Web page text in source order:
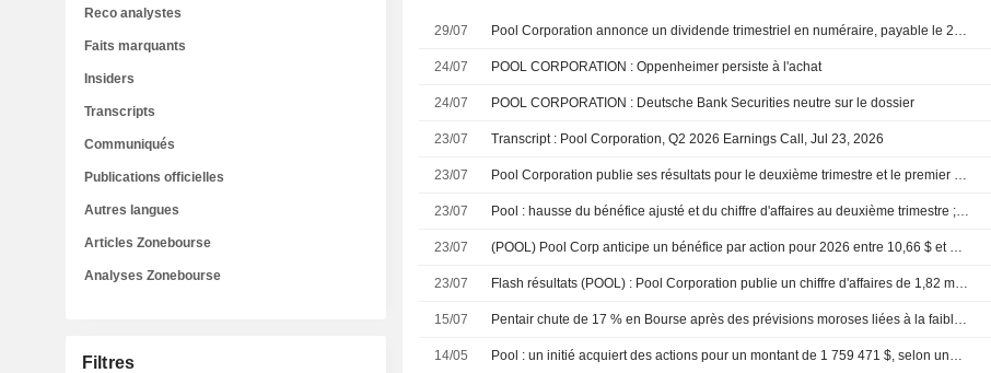
29/07 Pool Corporation annonce un dividende trimestriel en numéraire, payable le 27 août 2026
24/07 POOL CORPORATION : Oppenheimer persiste à l'achat
24/07 POOL CORPORATION : Deutsche Bank Securities neutre sur le dossier
23/07 Transcript : Pool Corporation, Q2 2026 Earnings Call, Jul 23, 2026
23/07 Pool Corporation publie ses résultats pour le deuxième trimestre et le premier semestre clos le 30 juin 2026
23/07 Pool : hausse du bénéfice ajusté et du chiffre d'affaires au deuxième trimestre ; les prévisions pour 2026 sont maintenues
23/07 (POOL) Pool Corp anticipe un bénéfice par action pour 2026 entre 10,66 $ et 10,96 $, contre une estimation FactSet de 11,07 $
23/07 Flash résultats (POOL) : Pool Corporation publie un chiffre d'affaires de 1,82 milliard de dollars au deuxième trimestre, conforme aux estimations de FactSet
15/07 Pentair chute de 17 % en Bourse après des prévisions moroses liées à la faiblesse des ventes de piscines
14/05 Pool : un initié acquiert des actions pour un montant de 1 759 471 $, selon une déclaration récente à la SEC
Reco analystes
Faits marquants
Insiders
Transcripts
Communiqués
Publications officielles
Autres langues
Articles Zonebourse
Analyses Zonebourse
Filtres